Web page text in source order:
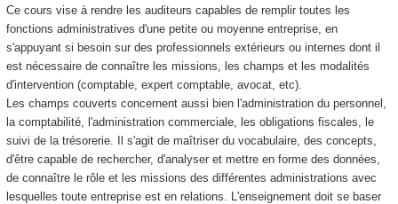
Ce cours vise à rendre les auditeurs capables de remplir toutes les
fonctions administratives d'une petite ou moyenne entreprise, en
s'appuyant si besoin sur des professionnels extérieurs ou internes dont il
est nécessaire de connaître les missions, les champs et les modalités
d'intervention (comptable, expert comptable, avocat, etc).
Les champs couverts concernent aussi bien l'administration du personnel,
la comptabilité, l'administration commerciale, les obligations fiscales, le
suivi de la trésorerie. Il s'agit de maîtriser du vocabulaire, des concepts,
d'être capable de rechercher, d'analyser et mettre en forme des données,
de connaître le rôle et les missions des différentes administrations avec
lesquelles toute entreprise est en relations. L'enseignement doit se baser